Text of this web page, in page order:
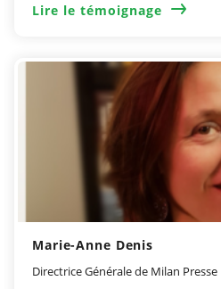
Lire le témoignage
Marie-Anne Denis
Directrice Générale de Milan Presse